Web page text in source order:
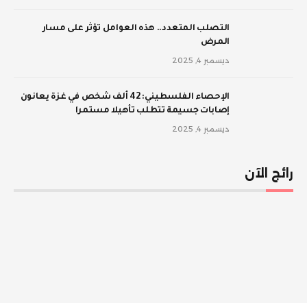
‫التصلب المتعدد.. هذه العوامل تؤثر على مسار
المرض
ديسمبر 4, 2025
الإحصاء الفلسطيني: 42 ألف شخص في غزة يعانون
إصابات جسيمة تتطلب تأهيلا مستمرا
ديسمبر 4, 2025
رائج الآن